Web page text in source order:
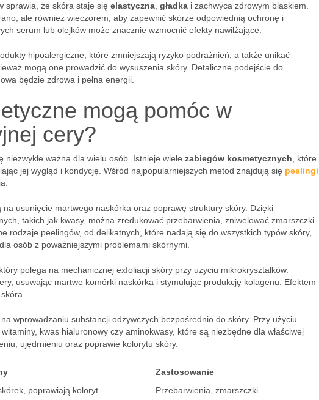
sprawia, że skóra staje się elastyczna gładka i zachwyca zdrowym blaskiem.
ale również wieczorem, aby zapewnić skórze odpowiednią ochronę i
serum lub olejków może znacznie wzmocnić efekty nawilżające.
hipoalergiczne, które zmniejszają ryzyko podrażnień, a także unikać
mogą one prowadzić do wysuszenia skóry. Detaliczne podejście do
będzie zdrowa i pełna energii.
mogą pomóc w
cery?
niezwykle ważna dla wielu osób. Istnieje wiele zabiegów kosmetycznych , które
jej wygląd i kondycję. Wśród najpopularniejszych metod znajdują się peelingi
usunięcie martwego naskórka oraz poprawę struktury skóry. Dzięki
takich jak kwasy, można zredukować przebarwienia, zniwelować zmarszczki
rodzaje peelingów, od delikatnych, które nadają się do wszystkich typów skóry,
osób z poważniejszymi problemami skórnymi.
polega na mechanicznej exfoliacji skóry przy użyciu mikrokryształków.
usuwając martwe komórki naskórka i stymulując produkcję kolagenu. Efektem
wprowadzaniu substancji odżywczych bezpośrednio do skóry. Przy użyciu
witaminy, kwas hialuronowy czy aminokwasy, które są niezbędne dla właściwej
ujędrnieniu oraz poprawie kolorytu skóry.
Zastosowanie
poprawiają koloryt
Przebarwienia, zmarszczki